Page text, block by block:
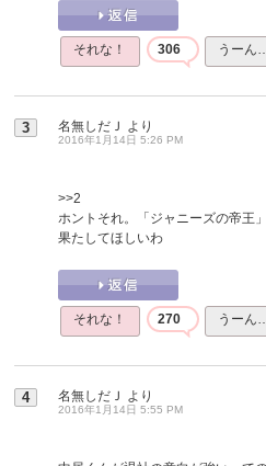
それな！ 306 うーん…
3 名無しだＪ より
2016年1月14日 5:26 PM
>>2
ホントそれ。「ジャニーズの帝王
果たしてほしいわ
それな！ 270 うーん…
4 名無しだＪ より
2016年1月14日 5:55 PM